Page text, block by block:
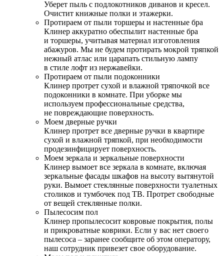
Уберет пыль с подлокотников диванов и кресел.
Очистит книжные полки и этажерки.
Протираем от пыли торшеры и настенные бра
Клинер аккуратно обеспылит настенные бра
и торшеры, учитывая материал изготовления
абажуров. Мы не будем протирать мокрой тряпкой
нежный атлас или царапать стильную лампу
в стиле лофт из нержавейки.
Протираем от пыли подоконники
Клинер протрет сухой и влажной тряпочкой все
подоконники в комнате. При уборке мы
используем профессиональные средства,
не повреждающие поверхность.
Моем дверные ручки
Клинер протрет все дверные ручки в квартире
сухой и влажной тряпкой, при необходимости
продезинфицирует поверхность.
Моем зеркала и зеркальные поверхности
Клинер вымоет все зеркала в комнате, включая
зеркальные фасады шкафов на высоту вытянутой
руки. Вымоет стеклянные поверхности туалетных
столиков и тумбочек под ТВ. Протрет свободные
от вещей стеклянные полки.
Пылесосим пол
Клинер пропылесосит ковровые покрытия, полы
и прикроватные коврики. Если у вас нет своего
пылесоса – заранее сообщите об этом оператору,
наш сотрудник привезет свое оборудование.